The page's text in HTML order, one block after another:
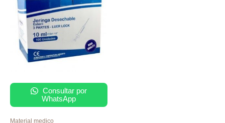
Consultar por
WhatsApp
Material medico